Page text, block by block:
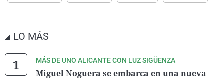
LO MÁS
MÁS DE UNO ALICANTE CON LUZ SIGÜENZA
Miguel Noguera se embarca en una nueva